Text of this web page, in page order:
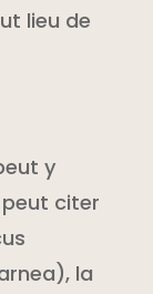
lieu de
y
citer
la